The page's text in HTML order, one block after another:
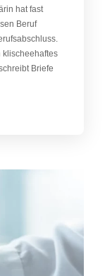
hat fast
Beruf
klischeehaftes
Briefe